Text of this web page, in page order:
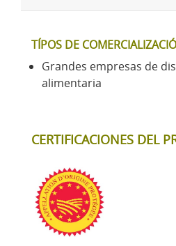
TÍPOS DE
Grandes empresas de
alimentaria
CERTIFICACIONES DEL